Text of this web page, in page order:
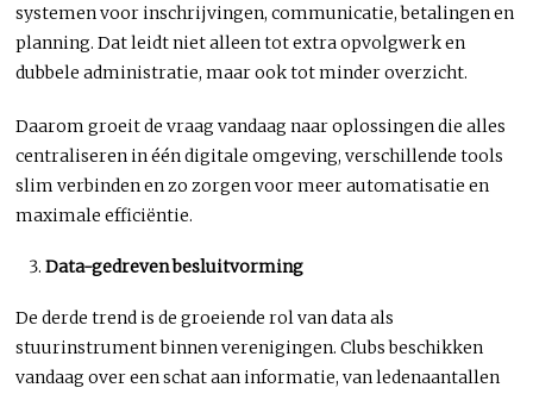
systemen voor inschrijvingen, communicatie, betalingen en
planning. Dat leidt niet alleen tot extra opvolgwerk en
dubbele administratie, maar ook tot minder overzicht.
Daarom groeit de vraag vandaag naar oplossingen die alles
centraliseren in één digitale omgeving, verschillende tools
slim verbinden en zo zorgen voor meer automatisatie en
maximale efficiëntie.
Data-gedreven besluitvorming
De derde trend is de groeiende rol van data als
stuurinstrument binnen verenigingen. Clubs beschikken
vandaag over een schat aan informatie, van ledenaantallen